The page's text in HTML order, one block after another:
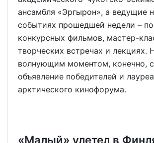
ансамбля «Эргырон», а ведущие
событиях прошедшей недели –
конкурсных фильмов, мастер-
творческих встречах и лекциях.
волнующим моментом, конечно,
объявление победителей и
арктического кинофорума.
«Малый» улетел в